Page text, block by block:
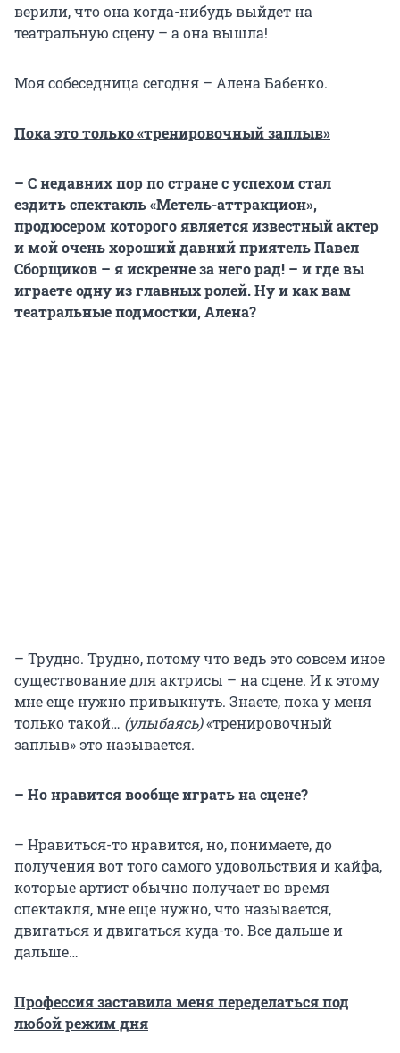
верили, что она когда-нибудь выйдет на
театральную сцену – а она вышла!
Моя собеседница сегодня – Алена Бабенко.
Пока это только «тренировочный заплыв»
– С недавних пор по стране с успехом стал
ездить спектакль «Метель-аттракцион»,
продюсером которого является известный актер
и мой очень хороший давний приятель Павел
Сборщиков – я искренне за него рад! – и где вы
играете одну из главных ролей. Ну и как вам
театральные подмостки, Алена?
– Трудно. Трудно, потому что ведь это совсем иное
существование для актрисы – на сцене. И к этому
мне еще нужно привыкнуть. Знаете, пока у меня
только такой… (улыбаясь)«тренировочный
заплыв» это называется.
– Но нравится вообще играть на сцене?
– Нравиться-то нравится, но, понимаете, до
получения вот того самого удовольствия и кайфа,
которые артист обычно получает во время
спектакля, мне еще нужно, что называется,
двигаться и двигаться куда-то. Все дальше и
дальше…
Профессия заставила меня переделаться под
любой режим дня